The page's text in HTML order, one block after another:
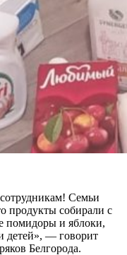
Семьи
продукты собирали с
помидоры и яблоки,
детей», — говорит
Белгорода.